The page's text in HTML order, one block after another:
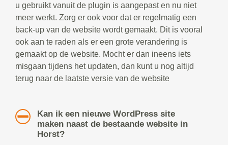
u gebruikt vanuit de plugin is aangepast en nu niet
meer werkt. Zorg er ook voor dat er regelmatig een
back-up van de website wordt gemaakt. Dit is vooral
ook aan te raden als er een grote verandering is
gemaakt op de website. Mocht er dan ineens iets
misgaan tijdens het updaten, dan kunt u nog altijd
terug naar de laatste versie van de website
Kan ik een nieuwe WordPress site
maken naast de bestaande website in
Horst?